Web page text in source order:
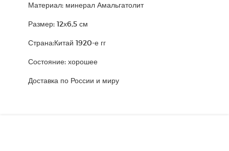
Материал: минерал Амальгатолит
Размер: 12х6,5 см
Страна:Китай 1920-е гг
Состояние: хорошее
Доставка по России и миру